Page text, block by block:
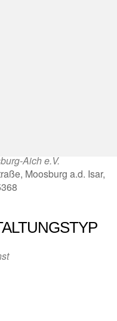
Aich e.V.
Moosburg a.d. Isar,